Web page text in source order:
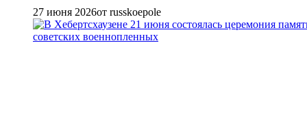
27 июня 2026от russkoepole